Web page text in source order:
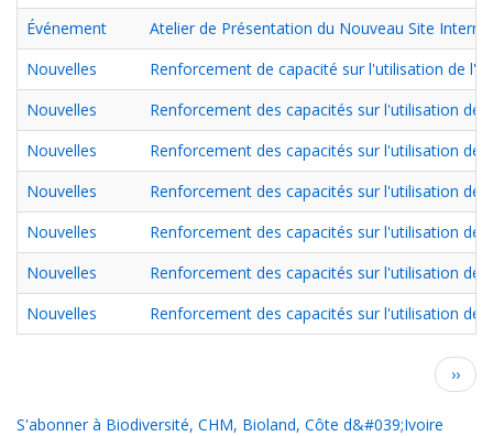
Événement
Atelier de Présentation du Nouveau Site
Nouvelles
Renforcement de capacité sur l'utilisation de
Nouvelles
Renforcement des capacités sur l'utilisation
Nouvelles
Renforcement des capacités sur l'utilisation
Nouvelles
Renforcement des capacités sur l'utilisation de
Nouvelles
Renforcement des capacités sur l'utilisation de
Nouvelles
Renforcement des capacités sur l'utilisation
Nouvelles
Renforcement des capacités sur l'utilisation
Page
››
S'abonner à Biodiversité, CHM, Bioland, Côte d&#039;Ivoire